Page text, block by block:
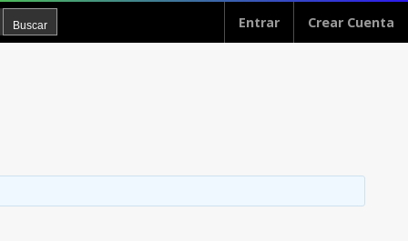
Entrar Crear Cuenta